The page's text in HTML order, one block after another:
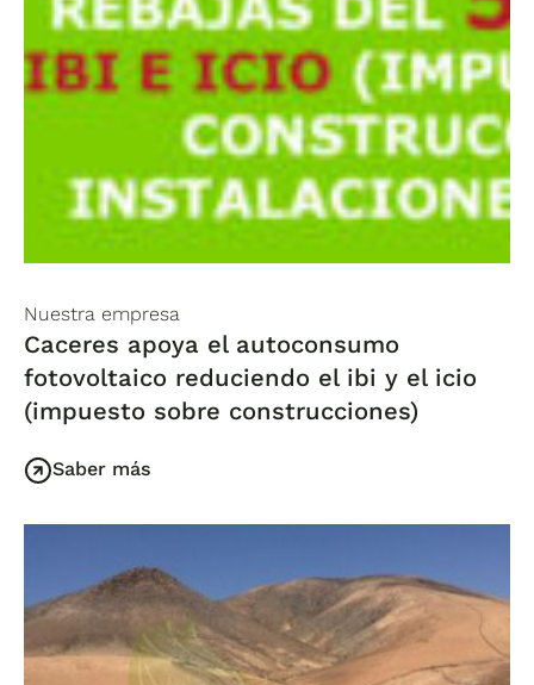
Nuestra empresa
Caceres apoya el autoconsumo
fotovoltaico reduciendo el ibi y el icio
(impuesto sobre construcciones)
Saber más